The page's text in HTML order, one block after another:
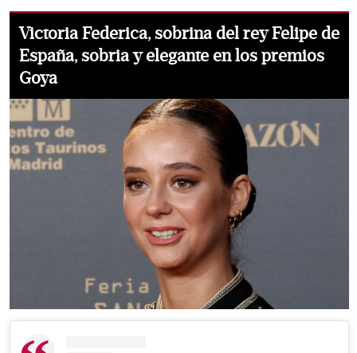
Victoria Federica, sobrina del rey Felipe de
España, sobria y elegante en los premios
Goya